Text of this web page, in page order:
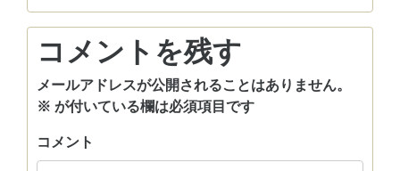
コメントを残す
メールアドレスが公開されることはありません。
※ が付いている欄は必須項目です
コメント